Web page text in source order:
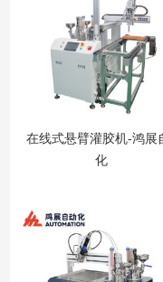
在线式悬臂灌胶机-鸿展
化